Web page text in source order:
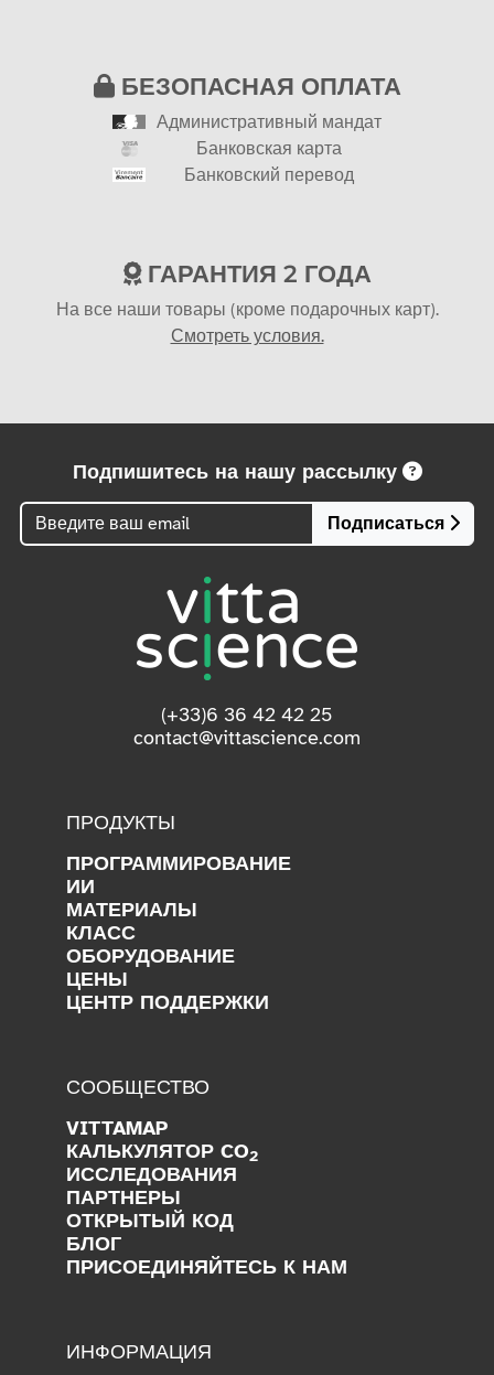
БЕЗОПАСНАЯ ОПЛАТА
Административный мандат
Банковская карта
Банковский перевод
ГАРАНТИЯ 2 ГОДА
На все наши товары (кроме подарочных карт).
Смотреть условия.
Подпишитесь на нашу рассылку
Подписаться
(+33)6 36 42 42 25
contact@vittascience.com
ПРОДУКТЫ
ПРОГРАММИРОВАНИЕ
ИИ
МАТЕРИАЛЫ
КЛАСС
ОБОРУДОВАНИЕ
ЦЕНЫ
ЦЕНТР ПОДДЕРЖКИ
СООБЩЕСТВО
VITTAMAP
КАЛЬКУЛЯТОР CO2
ИССЛЕДОВАНИЯ
ПАРТНЕРЫ
ОТКРЫТЫЙ КОД
БЛОГ
ПРИСОЕДИНЯЙТЕСЬ К НАМ
ИНФОРМАЦИЯ